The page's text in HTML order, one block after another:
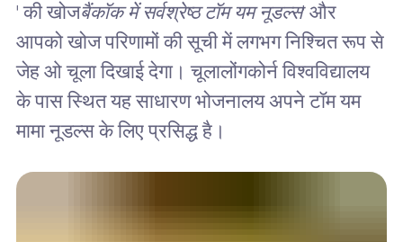
' की खोजबैंकॉक में सर्वश्रेष्ठ टॉम यम नूडल्स' और
आपको खोज परिणामों की सूची में लगभग निश्चित रूप से
जेह ओ चूला दिखाई देगा। चूलालोंगकोर्न विश्वविद्यालय
के पास स्थित यह साधारण भोजनालय अपने टॉम यम
मामा नूडल्स के लिए प्रसिद्ध है।